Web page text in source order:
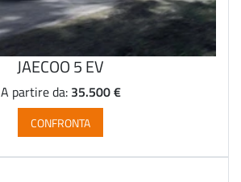
JAECOO 5 EV
A partire da: 35.500 €
CONFRONTA